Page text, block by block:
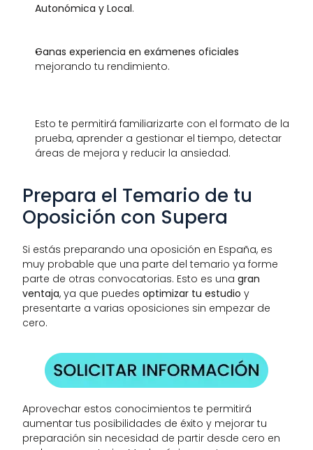
Autonómica y Local.
Ganas experiencia en exámenes oficiales
mejorando tu rendimiento.
Esto te permitirá familiarizarte con el formato de la
prueba, aprender a gestionar el tiempo, detectar
áreas de mejora y reducir la ansiedad.
Prepara el Temario de tu
Oposición con Supera
Si estás preparando una oposición en España, es
muy probable que una parte del temario ya forme
parte de otras convocatorias. Esto es una gran
ventaja, ya que puedes optimizar tu estudio y
presentarte a varias oposiciones sin empezar de
cero.
Aprovechar estos conocimientos te permitirá
aumentar tus posibilidades de éxito y mejorar tu
preparación sin necesidad de partir desde cero en